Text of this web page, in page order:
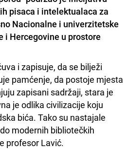
pisaca i intelektualaca za
Nacionalne i univerzitetske
i Hercegovine u prostore
i zapisuje, da se bilježi
pamćenje, da postoje mjesta
zapisani sadržaji, stara je
je odlika civilizacije koju
bića. Tako su nastajale
modernih bibliotečkih
profesor Lavić.